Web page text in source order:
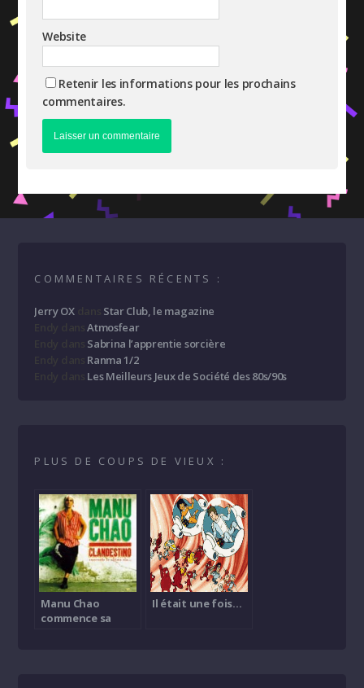
Website
Retenir les informations pour les prochains
commentaires.
COMMENTAIRES RÉCENTS :
Jerry OXdans Star Club, le magazine
dansAtmosfear
Sabrina l’apprentie sorcière
Ranma 1/2
Les Meilleurs Jeux de Société des 80s/90s
PLUS DE COUPS DE VIEUX :
Manu Chao
commence sa
Il était une fois…